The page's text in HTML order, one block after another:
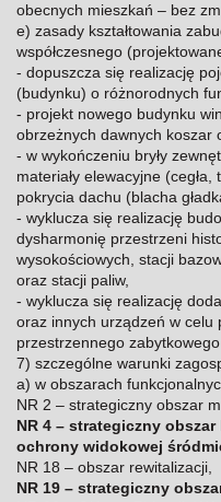
obecnych mieszkań – bez
e) zasady kształtowania
współczesnego
- dopuszcza się realizację
(budynku) o różnorodnych
- projekt nowego budynku
obrzeżnych dawnych koszar
- w wykończeniu bryły
materiały elewacyjne
pokrycia dachu (blacha
- wyklucza się realizację
dysharmonię przestrzeni
wysokościowych, stacji
oraz stacji paliw,
- wyklucza się realizację
oraz innych urządzeń w celu
przestrzennego
7) szczególne warunki
a) w obszarach
NR 2 – strategiczny obszar
NR 4 – strategiczny
ochrony widokowej
NR 18 – obszar rewitalizacji,
NR 19 – strategiczny